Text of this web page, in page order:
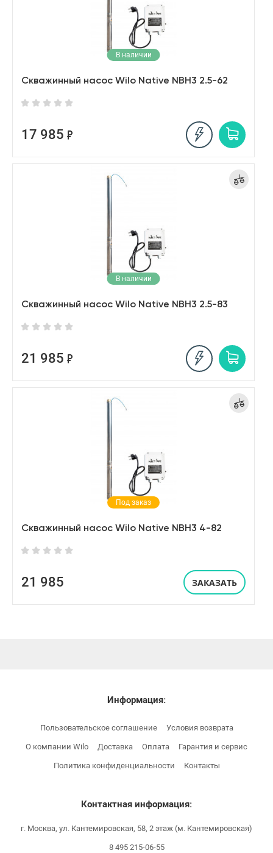
В наличии
Скважинный насос Wilo Native NBH3 2.5-62
17 985
В наличии
Скважинный насос Wilo Native NBH3 2.5-83
21 985
Под заказ
Скважинный насос Wilo Native NBH3 4-82
21 985 ЗАКАЗАТЬ
Информация:
Пользовательское соглашение Условия возврата
О компании Wilo Доставка Оплата Гарантия и сервис
Политика конфиденциальности Контакты
Контактная информация:
г. Москва, ул. Кантемировская, 58, 2 этаж (м. Кантемировская)
8 495 215-06-55